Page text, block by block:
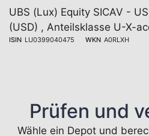
UBS (Lux) Equity SICAV -
(USD) , Anteilsklasse U-X-
ISIN LU0399040475 WKN A0RLXH
Prüfen und
Wähle ein Depot und